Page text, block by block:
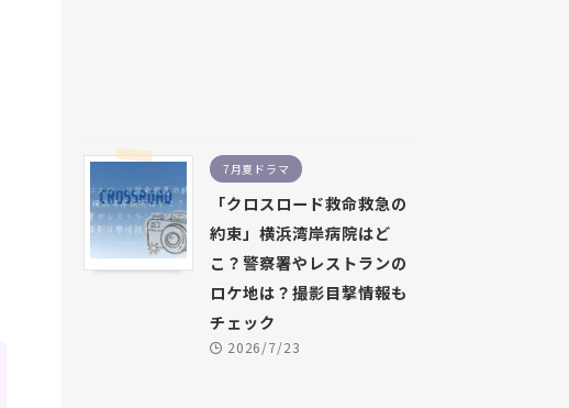
7月夏ドラマ
「クロスロード救命救急の
約束」横浜湾岸病院はど
こ？警察署やレストランの
ロケ地は？撮影目撃情報も
チェック
2026/7/23